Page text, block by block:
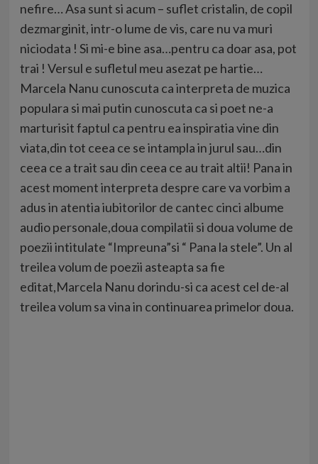
nefire… Asa sunt si acum – suflet cristalin, de copil
dezmarginit, intr-o lume de vis, care nu va muri
niciodata ! Si mi-e bine asa…pentru ca doar asa, pot
trai ! Versul e sufletul meu asezat pe hartie…
Marcela Nanu cunoscuta ca interpreta de muzica
populara si mai putin cunoscuta ca si poet ne-a
marturisit faptul ca pentru ea inspiratia vine din
viata,din tot ceea ce se intampla in jurul sau…din
ceea ce a trait sau din ceea ce au trait altii! Pana in
acest moment interpreta despre care va vorbim a
adus in atentia iubitorilor de cantec cinci albume
audio personale,doua compilatii si doua volume de
poezii intitulate “Impreuna”si “ Pana la stele”. Un al
treilea volum de poezii asteapta sa fie
editat,Marcela Nanu dorindu-si ca acest cel de-al
treilea volum sa vina in continuarea primelor doua.